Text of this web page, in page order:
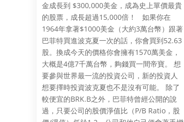
金成長到 $300,000美金，成為史上單價最貴
的股票，成長超過15,000倍！ 如果你在
1964年拿著$1000美金（大約3萬台幣）跟著
巴菲特買進波克夏一次的話，你會買到52.63
股。換成今天的價格你會擁有1570萬美金，
大概是4億7千萬台幣，夠錢買一間帝寶。 想
要參與世界最一流的投資公司，新的投資人
想要擇時投資波克夏也不是沒有可能。 除了
較便宜的BRK.B之外，巴菲特曾經公開的說
過，只要公司的股價淨值比（P/B Ratio，股